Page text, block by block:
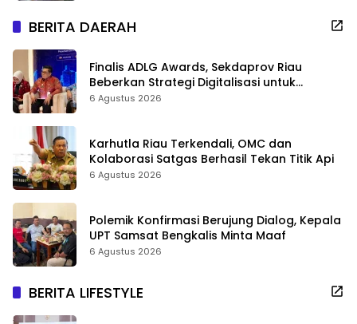
BERITA DAERAH
Finalis ADLG Awards, Sekdaprov Riau
Beberkan Strategi Digitalisasi untuk
Tingkatkan Layanan Publik
6 Agustus 2026
Karhutla Riau Terkendali, OMC dan
Kolaborasi Satgas Berhasil Tekan Titik Api
6 Agustus 2026
Polemik Konfirmasi Berujung Dialog, Kepala
UPT Samsat Bengkalis Minta Maaf
6 Agustus 2026
BERITA LIFESTYLE